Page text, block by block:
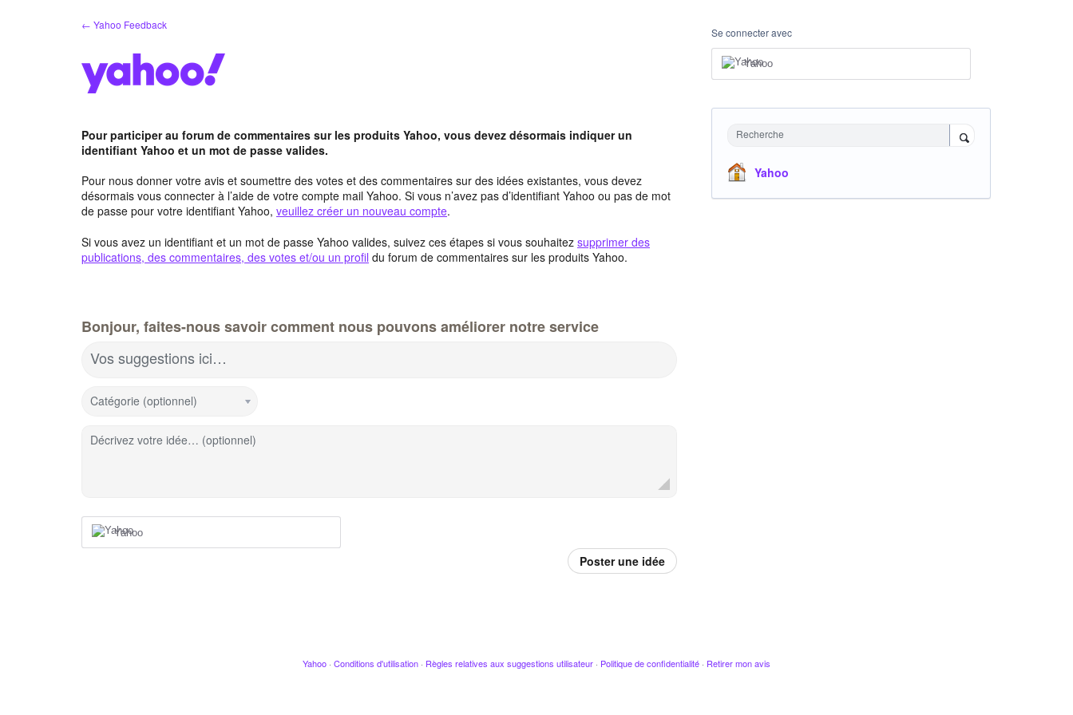
← Yahoo Feedback
Pour participer au forum de commentaires sur les produits Yahoo, vous devez désormais indiquer un
identifiant Yahoo et un mot de passe valides.
Pour nous donner votre avis et soumettre des votes et des commentaires sur des idées existantes, vous devez
désormais vous connecter à l’aide de votre compte mail Yahoo. Si vous n’avez pas d’identifiant Yahoo ou pas de mot
de passe pour votre identifiant Yahoo, veuillez créer un nouveau compte.
Si vous avez un identifiant et un mot de passe Yahoo valides, suivez ces étapes si vous souhaitez supprimer des
publications, des commentaires, des votes et/ou un profil du forum de commentaires sur les produits Yahoo.
Bonjour, faites-nous savoir comment nous pouvons améliorer notre service
Vos suggestions ici…
Catégorie (optionnel)
Décrivez votre idée… (optionnel)
Yahoo
Poster une idée
Se connecter avec
Yahoo
Recherche
Yahoo
Yahoo · Conditions d'utilisation · Règles relatives aux suggestions utilisateur · Politique de confidentialité · Retirer mon avis